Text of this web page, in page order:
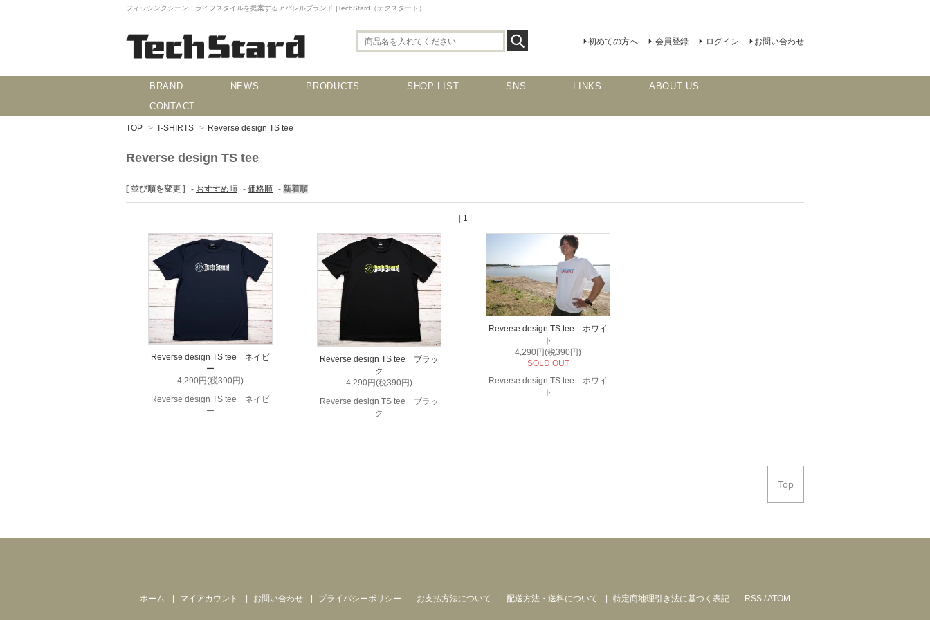
フィッシングシーン、ライフスタイルを提案するアパレルブランド |TechStard（テクスタード）
初めての方へ 会員登録 ログイン お問い合わせ
BRAND NEWS PRODUCTS SHOP LIST SNS LINKS
ABOUT US
CONTACT
TOP > T-SHIRTS > Reverse design TS tee
Reverse design TS tee
[ 並び順を変更 ] - おすすめ順 - 価格順 - 新着順
1
Reverse design TS tee ネイビ
ー
4,290円(税390円)
Reverse design TS tee ネイビ
ー
Reverse design TS tee ブラッ
ク
4,290円(税390円)
Reverse design TS tee ブラッ
ク
Reverse design TS tee ホワイ
ト
4,290円(税390円)
SOLD OUT
Reverse design TS tee ホワイ
ト
Top
ホーム マイアカウント お問い合わせ プライバシーポリシー お支払方法について 配送方法・送料について 特定商地理引き法に基づく表記 RSS /ATOM